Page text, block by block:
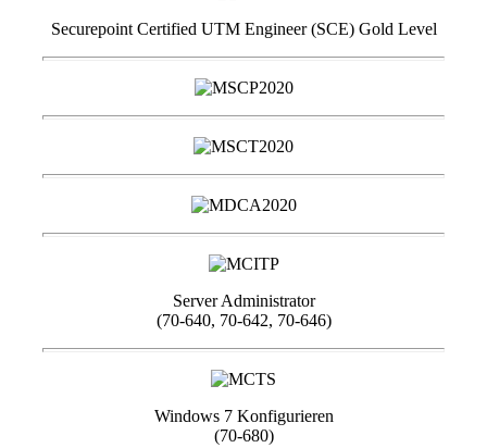
Securepoint Certified UTM Engineer (SCE) Gold Level
Server Administrator
(70-640, 70-642, 70-646)
Windows 7 Konfigurieren
(70-680)